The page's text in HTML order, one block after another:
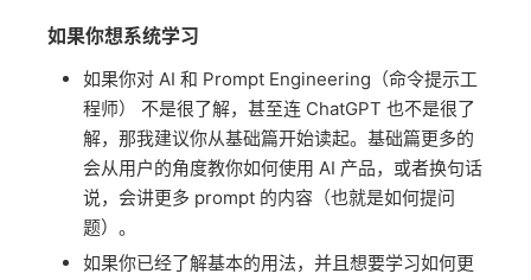
如果你想系统学习​
如果你对 AI 和 Prompt Engineering（命令提示工
程师） 不是很了解，甚至连 ChatGPT 也不是很了
解，那我建议你从基础篇开始读起。基础篇更多的
会从用户的角度教你如何使用 AI 产品，或者换句话
说，会讲更多 prompt 的内容（也就是如何提问
题）。
如果你已经了解基本的用法，并且想要学习如何更